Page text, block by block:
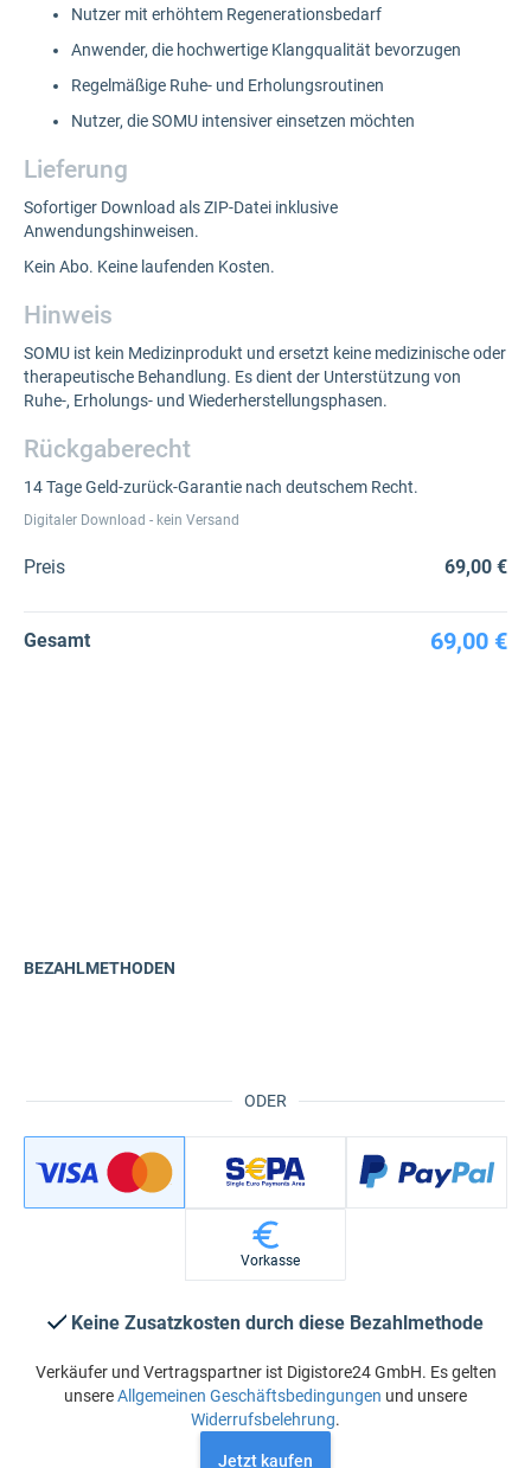
Nutzer mit erhöhtem Regenerationsbedarf
Anwender, die hochwertige Klangqualität bevorzugen
Regelmäßige Ruhe- und Erholungsroutinen
Nutzer, die SOMU intensiver einsetzen möchten
Lieferung
Sofortiger Download als ZIP-Datei inklusive
Anwendungshinweisen.
Kein Abo. Keine laufenden Kosten.
Hinweis
SOMU ist kein Medizinprodukt und ersetzt keine medizinische oder
therapeutische Behandlung. Es dient der Unterstützung von
Ruhe-, Erholungs- und Wiederherstellungsphasen.
Rückgaberecht
14 Tage Geld-zurück-Garantie nach deutschem Recht.
Digitaler Download - kein Versand
Preis 69,00 €
Gesamt 69,00 €
ODER
BEZAHLMETHODEN
Vorkasse
Keine Zusatzkosten durch diese Bezahlmethode
Verkäufer und Vertragspartner ist Digistore24 GmbH. Es gelten
unsereAllgemeinen Geschäftsbedingungen und unsere
Widerrufsbelehrung.
Jetzt kaufen